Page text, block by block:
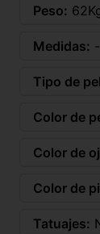
Peso:
Medidas: -
Tipo de
Color de
Color de
Color de
Tatuajes: